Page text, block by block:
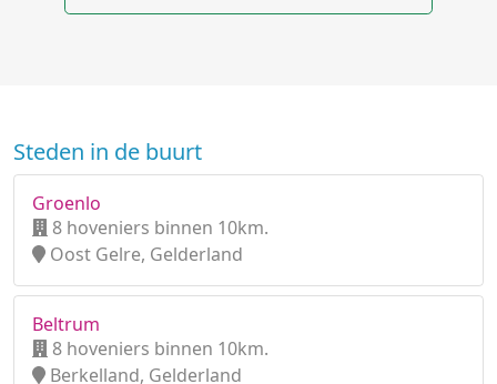
Steden in de buurt
Groenlo
8 hoveniers binnen 10km.
Oost Gelre, Gelderland
Beltrum
8 hoveniers binnen 10km.
Berkelland, Gelderland